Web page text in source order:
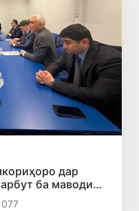
дар
ба маводи